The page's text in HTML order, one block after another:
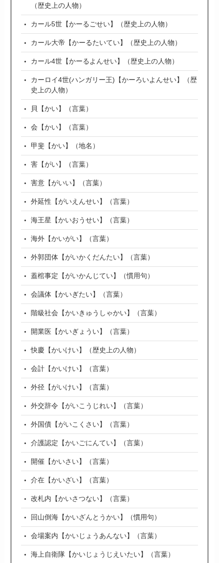
（歴史上の人物）
カール5世【かーるごせい】（歴史上の人物）
カール大帝【かーるたいてい】（歴史上の人物）
カール4世【かーるよんせい】（歴史上の人物）
カーロイ4世(ハンガリー王)【かーろいよんせい】（歴
史上の人物）
貝【かい】（言葉）
会【かい】（言葉）
甲斐【かい】（地名）
害【がい】（言葉）
害意【がいい】（言葉）
外延性【がいえんせい】（言葉）
海王星【かいおうせい】（言葉）
海外【かいがい】（言葉）
外郭団体【がいかくだんたい】（言葉）
蓋棺事定【がいかんじてい】（慣用句）
会議体【かいぎたい】（言葉）
階級社会【かいきゅうしゃかい】（言葉）
開業医【かいぎょうい】（言葉）
快慶【かいけい】（歴史上の人物）
会計【かいけい】（言葉）
外径【がいけい】（言葉）
外交辞令【がいこうじれい】（言葉）
外国債【がいこくさい】（言葉）
介護認定【かいごにんてい】（言葉）
開催【かいさい】（言葉）
介在【かいざい】（言葉）
改札内【かいさつない】（言葉）
回山倒海【かいざんとうかい】（慣用句）
会場案内【かいじょうあんない】（言葉）
海上自衛隊【かいじょうじえいたい】（言葉）